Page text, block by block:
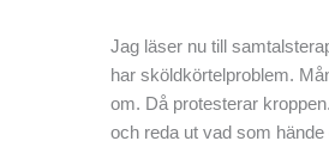
Jag läser nu till
har sköldkörtelproblem.
om. Då protesterar
och reda ut vad som